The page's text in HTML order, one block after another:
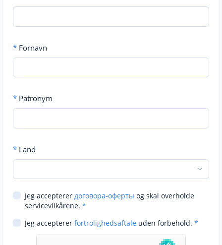
* Fornavn
* Patronym
* Land
Jeg accepterer договора-оферты og skal overholde
servicevilkårene. *
Jeg accepterer fortrolighedsaftale uden forbehold. *